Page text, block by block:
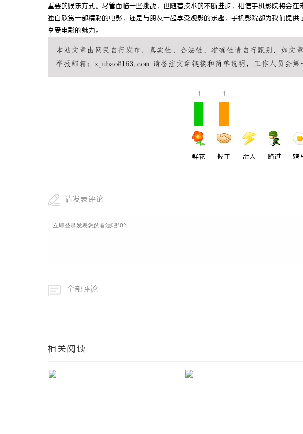
重要的娱乐方式。尽管面临一些挑战，但随着技术的不断进步，相信手机影院将会
独自欣赏一部精彩的电影，还是与朋友一起享受观影的乐趣，手机影院都为我们提
享受电影的魅力。
1
鲜花
1
握手 雷人 路过 鸡
请发表评论
全部评论
相关阅读